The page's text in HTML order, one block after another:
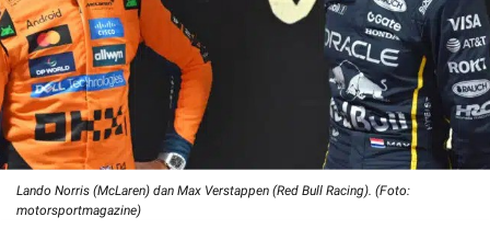
Lando Norris (McLaren) dan Max Verstappen (Red Bull Racing). (Foto:
motorsportmagazine)